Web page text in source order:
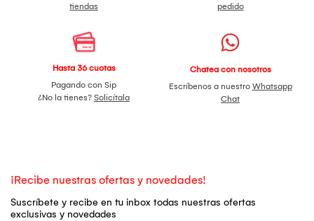
tiendas
pedido
Hasta 36 cuotas
Pagando con Sip
¿No la tienes? Solicítala
Chatea con nosotros
Escríbenos a nuestro Whatsapp
Chat
¡Recibe nuestras ofertas y novedades!
Suscríbete y recibe en tu inbox todas nuestras ofertas
exclusivas y novedades